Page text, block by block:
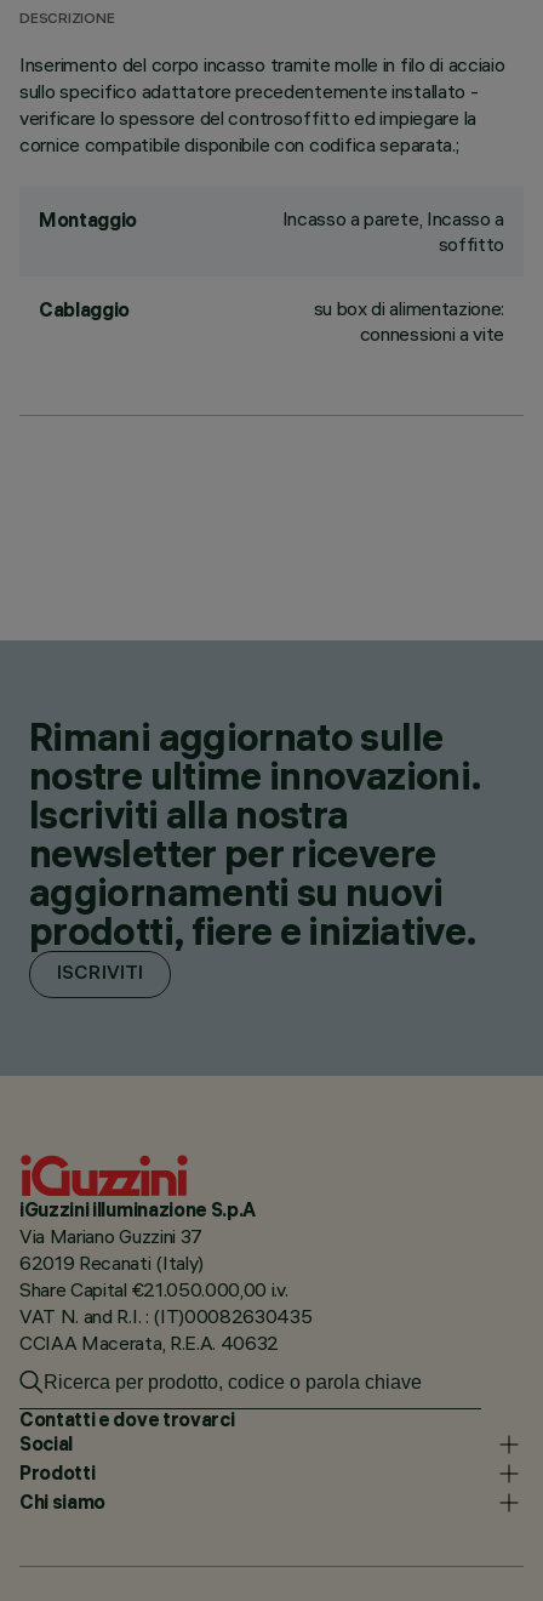
DESCRIZIONE
Inserimento del corpo incasso tramite molle in filo di acciaio
sullo specifico adattatore precedentemente installato -
verificare lo spessore del controsoffitto ed impiegare la
cornice compatibile disponibile con codifica separata.;
Montaggio
Incasso a parete, Incasso a
soffitto
Cablaggio
su box di alimentazione:
connessioni a vite
Rimani aggiornato sulle
nostre ultime innovazioni.
Iscriviti alla nostra
newsletter per ricevere
aggiornamenti su nuovi
prodotti, fiere e iniziative.
ISCRIVITI
iGuzzini illuminazione S.p.A
Via Mariano Guzzini 37
62019 Recanati (Italy)
Share Capital €21.050.000,00 i.v.
VAT N. and R.I. : (IT)00082630435
CCIAA Macerata, R.E.A. 40632
Contatti e dove trovarci
Social
Prodotti
Chi siamo